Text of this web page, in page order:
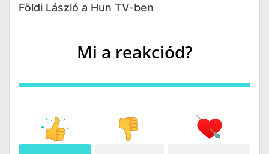
Földi László a Hun TV-ben
Mi a reakciód?